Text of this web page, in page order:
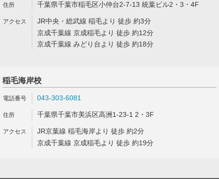
千葉県千葉市稲毛区小仲台2-7-13 統葉ビル2・3・4F
JR中央・総武線 稲毛より 徒歩 約3分
京成千葉線 京成稲毛より 徒歩 約12分
京成千葉線 みどり台より 徒歩 約18分
稲毛海岸校
043-303-6081
千葉県千葉市美浜区高洲1-23-1 2・3F
JR京葉線 稲毛海岸より 徒歩 約2分
京成千葉線 京成稲毛より 徒歩 約19分